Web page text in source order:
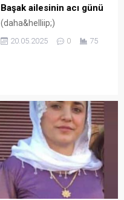
Başak ailesinin acı günü
(daha&helliip;)
20.05.2025 0 75